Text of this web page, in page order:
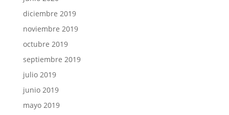
diciembre 2019
noviembre 2019
octubre 2019
septiembre 2019
julio 2019
junio 2019
mayo 2019